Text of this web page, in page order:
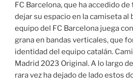
FC Barcelona, que ha accedido
dejar su espacio en la camiseta al
equipo del FC Barcelona juega
grana en bandas verticales, que
identidad del equipo catalán.
Madrid 2023 Original. A lo largo
rara vez ha dejado de lado estos